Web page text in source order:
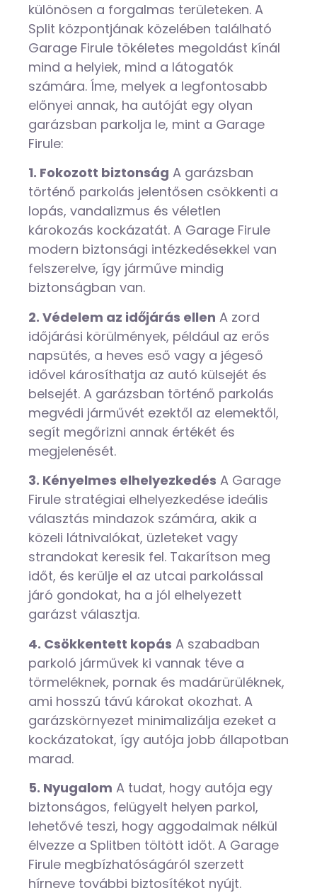
különösen a forgalmas területeken. A
Split központjának közelében található
Garage Firule tökéletes megoldást kínál
mind a helyiek, mind a látogatók
számára. Íme, melyek a legfontosabb
előnyei annak, ha autóját egy olyan
garázsban parkolja le, mint a Garage
Firule:
1. Fokozott biztonság A garázsban
történő parkolás jelentősen csökkenti a
lopás, vandalizmus és véletlen
károkozás kockázatát. A Garage Firule
modern biztonsági intézkedésekkel van
felszerelve, így járműve mindig
biztonságban van.
2. Védelem az időjárás ellen A zord
időjárási körülmények, például az erős
napsütés, a heves eső vagy a jégeső
idővel károsíthatja az autó külsejét és
belsejét. A garázsban történő parkolás
megvédi járművét ezektől az elemektől,
segít megőrizni annak értékét és
megjelenését.
3. Kényelmes elhelyezkedés A Garage
Firule stratégiai elhelyezkedése ideális
választás mindazok számára, akik a
közeli látnivalókat, üzleteket vagy
strandokat keresik fel. Takarítson meg
időt, és kerülje el az utcai parkolással
járó gondokat, ha a jól elhelyezett
garázst választja.
4. Csökkentett kopás A szabadban
parkoló járművek ki vannak téve a
törmeléknek, pornak és madárürüléknek,
ami hosszú távú károkat okozhat. A
garázskörnyezet minimalizálja ezeket a
kockázatokat, így autója jobb állapotban
marad.
5. Nyugalom A tudat, hogy autója egy
biztonságos, felügyelt helyen parkol,
lehetővé teszi, hogy aggodalmak nélkül
élvezze a Splitben töltött időt. A Garage
Firule megbízhatóságáról szerzett
hírneve további biztosítékot nyújt.